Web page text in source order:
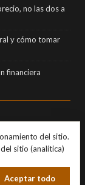
no las dos a
y cómo tomar
financiera
del sitio.
sitio (analítica)
Aceptar todo